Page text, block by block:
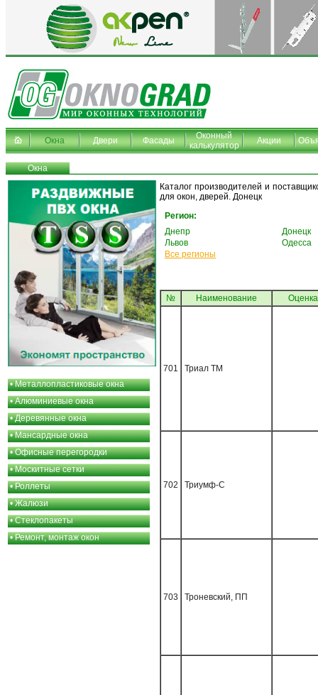
Окна Двери Фасады
Оконный
калькулятор
Акции
Окна
•Металлопластиковые окна
•Алюминиевые окна
•Деревянные окна
•Мансардные окна
•Офисные перегородки
•Москитные сетки
•Роллеты
•Жалюзи
•Стеклопакеты
•Ремонт, монтаж окон
Каталог производителей и
для окон, дверей. Донецк
Регион:
Днепр
Донецк
Львов
Одесса
Все регионы
№ Наименование Oценка
701 Триал ТМ
702 Триумф-C
703 Троневский, ПП